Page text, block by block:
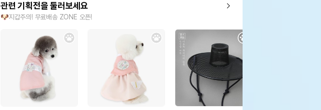
관련 기획전을 둘러보세요
🐶지갑주의! 무료배송 ZONE 오픈!